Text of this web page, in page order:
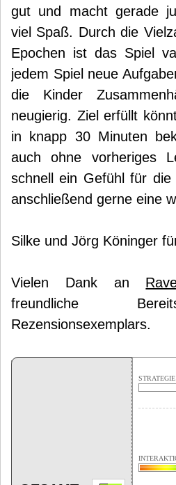
gut und macht gerade
viel Spaß. Durch die
Epochen ist das Spiel
jedem Spiel neue
die Kinder
neugierig. Ziel erfüllt
in knapp 30 Minuten
auch ohne vorheriges
schnell ein Gefühl für die
anschließend gerne eine
Silke und Jörg Köninger
Vielen Dank an
freundliche
Rezensionsexemplars.
STRATEGIE